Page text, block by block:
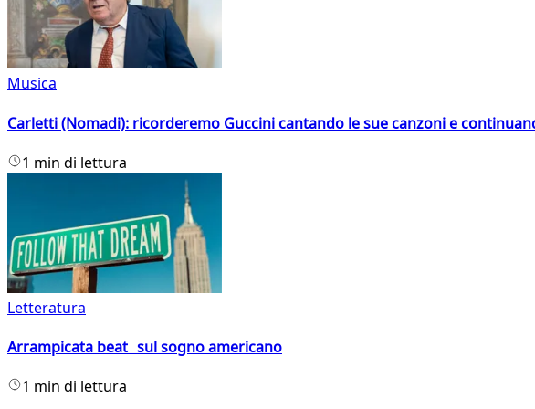
Musica
Carletti (Nomadi): ricorderemo Guccini cantando le sue canzoni e
1 min di lettura
Letteratura
Arrampicata beat sul sogno americano
1 min di lettura